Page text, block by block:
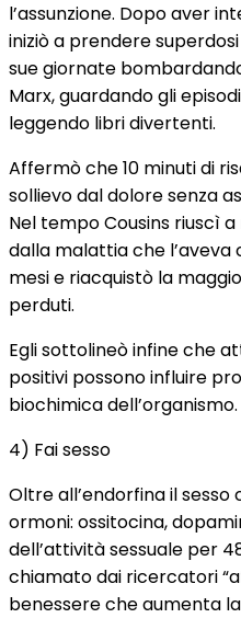
l’assunzione. Dopo aver
iniziò a prendere
sue giornate
Marx, guardando gli
leggendo libri divertenti.
Affermò che 10 minuti di
sollievo dal dolore senza
Nel tempo Cousins riuscì
dalla malattia che
mesi e riacquistò la
perduti.
Egli sottolineò infine che
positivi possono influire
biochimica dell’organismo.
4) Fai sesso
Oltre all’endorfina il sesso
ormoni: ossitocina,
dell’attività sessuale per
chiamato dai ricercatori
benessere che aumenta